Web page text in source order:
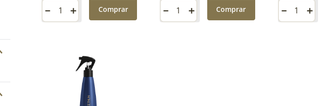
＋
－ Comprar ＋
－ Comprar ＋
－